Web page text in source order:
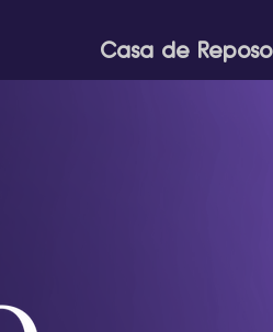
Casa de Reposo